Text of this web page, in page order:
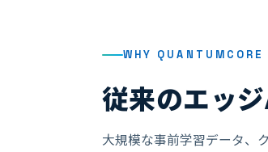
WHY QUANTUMCORE
従来のエッ
大規模な事前学習データ、